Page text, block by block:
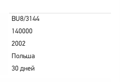
BU8/3144
140000
2002
Польша
30 дней